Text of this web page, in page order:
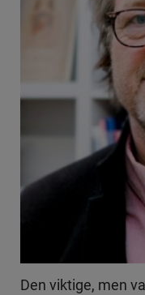
Den viktige, men